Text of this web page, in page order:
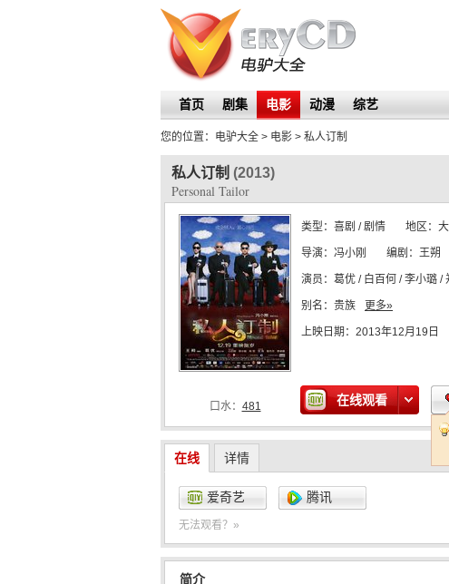
首页 剧集 电影 动漫 综艺
您的位置： 电驴大全 > 电影 > 私人订制
私人订制 (2013)
Personal Tailor
类型： 喜剧 / 剧情 地区：
导演： 冯小刚 编剧： 王朔
演员： 葛优 / 白百何 / 李小璐 /
别名： 贵族 更多»
上映日期： 2013年12月19日
口水： 481 在线观看
在线 详情
爱奇艺 腾讯
无法观看？»
简介